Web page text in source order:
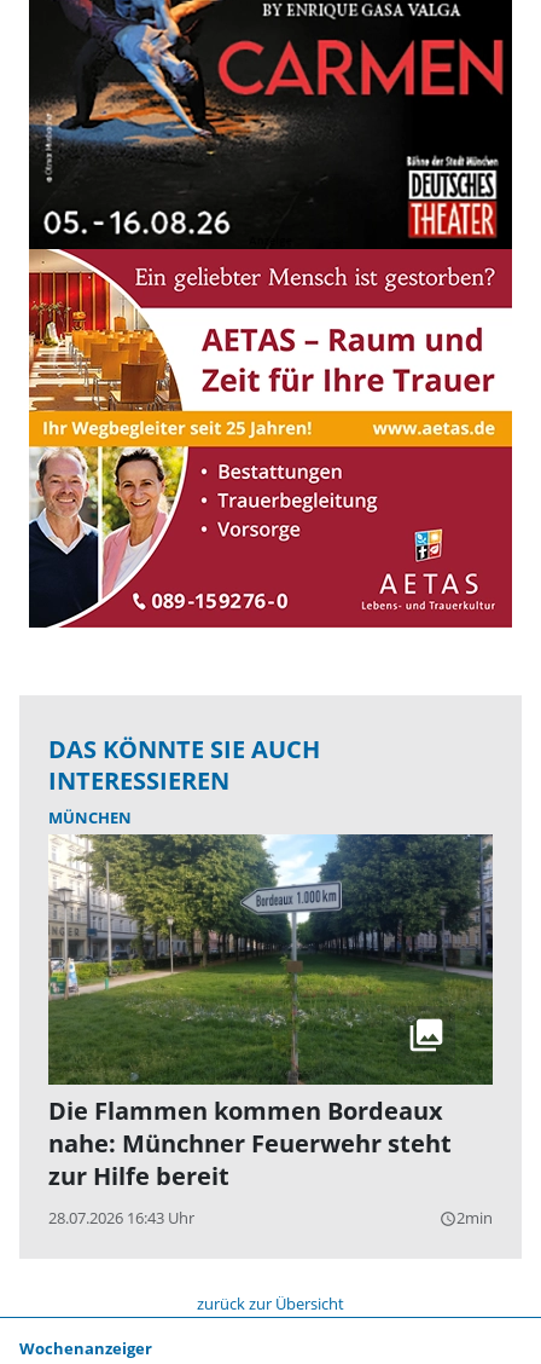
DAS KÖNNTE SIE AUCH
INTERESSIEREN
MÜNCHEN
Die Flammen kommen Bordeaux
nahe: Münchner Feuerwehr steht
zur Hilfe bereit
28.07.2026 16:43 Uhr query_builder2min
zurück zur Übersicht
Wochenanzeiger